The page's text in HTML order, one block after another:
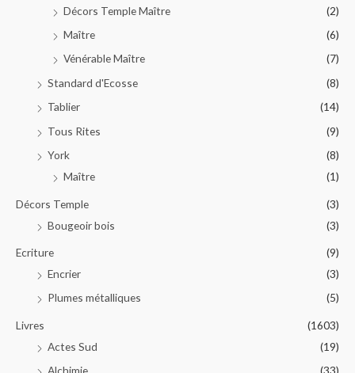
Décors Temple Maître
(2)
Maître
(6)
Vénérable Maître
(7)
Standard d'Ecosse
(8)
Tablier
(14)
Tous Rites
(9)
York
(8)
Maître
(1)
Décors Temple
(3)
Bougeoir bois
(3)
Ecriture
(9)
Encrier
(3)
Plumes métalliques
(5)
Livres
(1603)
Actes Sud
(19)